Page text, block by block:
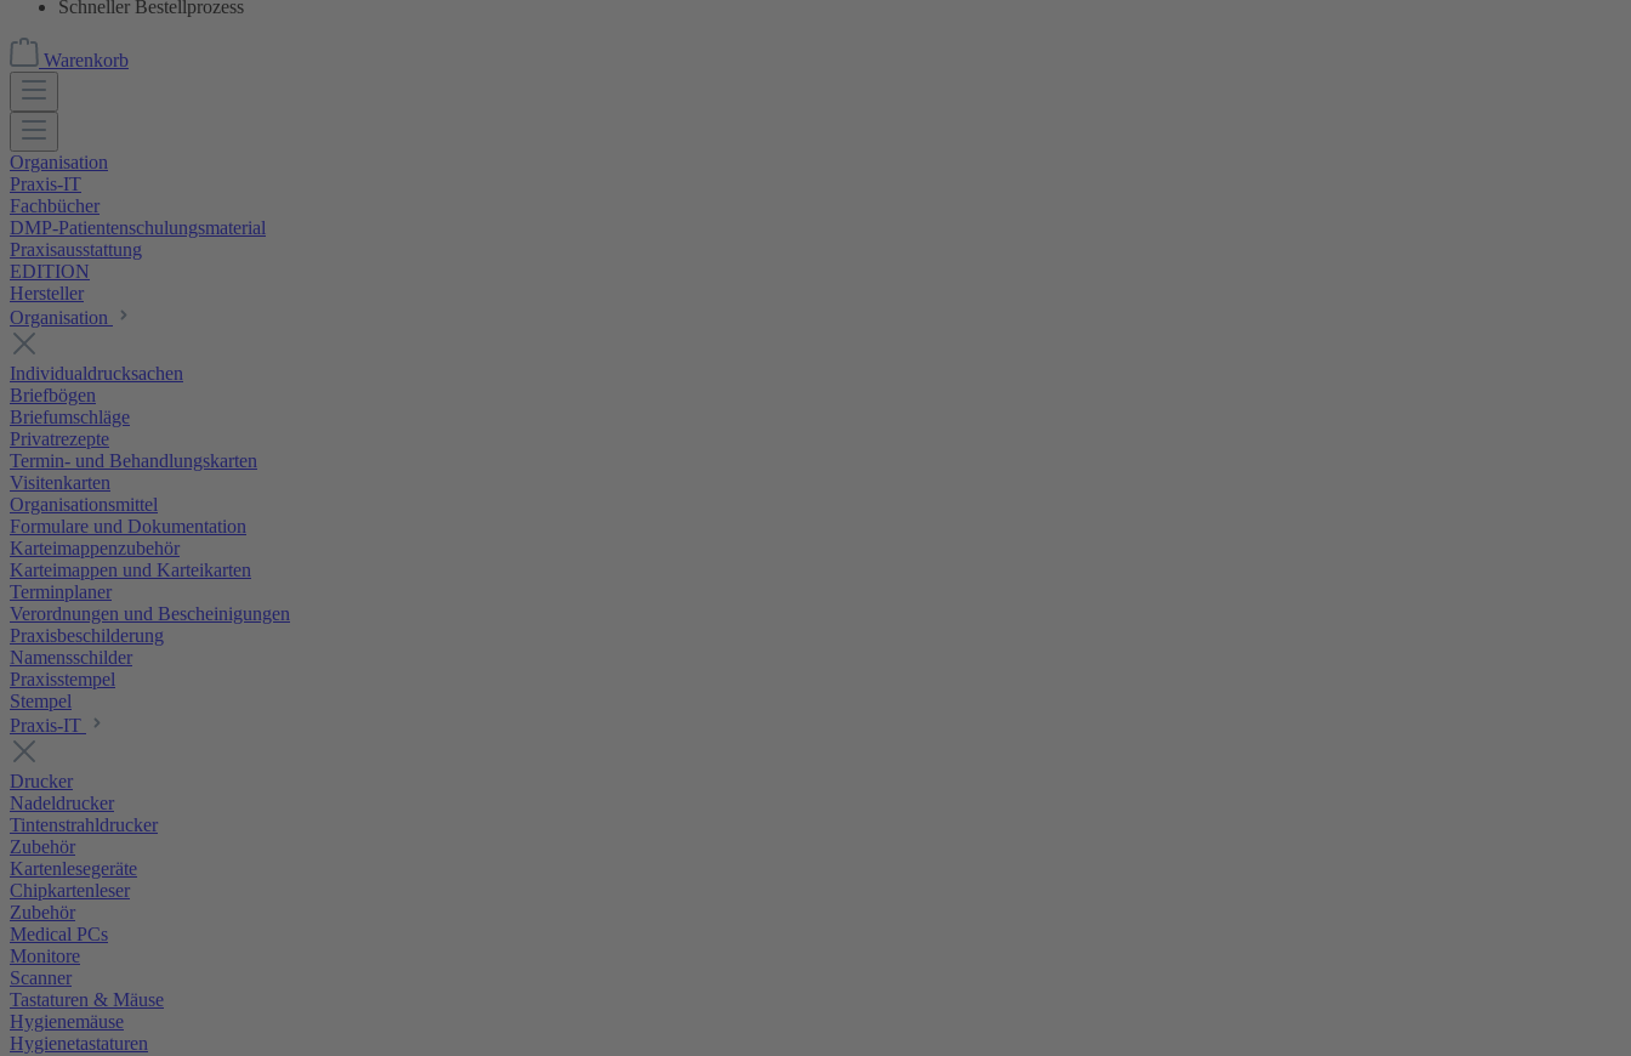
Schneller Bestellprozess
Warenkorb
Organisation
Praxis-IT
Fachbücher
DMP-Patientenschulungsmaterial
Praxisausstattung
EDITION
Hersteller
Organisation
Individualdrucksachen
Briefbögen
Briefumschläge
Privatrezepte
Termin- und Behandlungskarten
Visitenkarten
Organisationsmittel
Formulare und Dokumentation
Karteimappenzubehör
Karteimappen und Karteikarten
Terminplaner
Verordnungen und Bescheinigungen
Praxisbeschilderung
Namensschilder
Praxisstempel
Stempel
Praxis-IT
Drucker
Nadeldrucker
Tintenstrahldrucker
Zubehör
Kartenlesegeräte
Chipkartenleser
Zubehör
Medical PCs
Monitore
Scanner
Tastaturen & Mäuse
Hygienemäuse
Hygienetastaturen